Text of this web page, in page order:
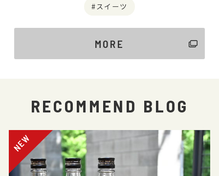
スイーツ
MORE
RECOMMEND BLOG